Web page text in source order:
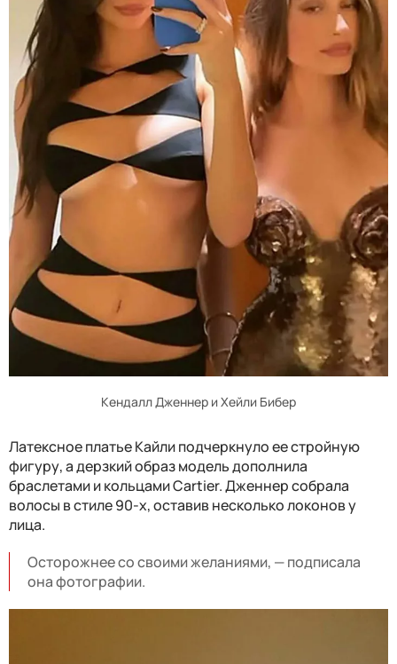
Кендалл Дженнер и Хейли Бибер
Латексное платье Кайли подчеркнуло ее стройную
фигуру, а дерзкий образ модель дополнила
браслетами и кольцами Cartier. Дженнер собрала
волосы в стиле 90-х, оставив несколько локонов у
лица.
Осторожнее со своими желаниями, — подписала
она фотографии.